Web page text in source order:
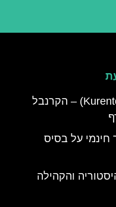
פסטיבל קורנטובאניה (Kurentovanje) – הקרנבל
חינמי על בסיס
והקהילה